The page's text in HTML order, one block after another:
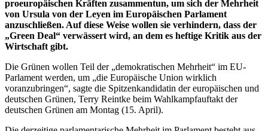
proeuropäischen Kräften zusammentun, um sich der Mehrheit
von Ursula von der Leyen im Europäischen Parlament
anzuschließen. Auf diese Weise wollen sie verhindern, dass der
„Green Deal“ verwässert wird, an dem es heftige Kritik aus der
Wirtschaft gibt.
Die Grünen wollen Teil der „demokratischen Mehrheit“ im EU-
Parlament werden, um „die Europäische Union wirklich
voranzubringen“, sagte die Spitzenkandidatin der europäischen und
deutschen Grünen, Terry Reintke beim Wahlkampfauftakt der
deutschen Grünen am Montag (15. April).